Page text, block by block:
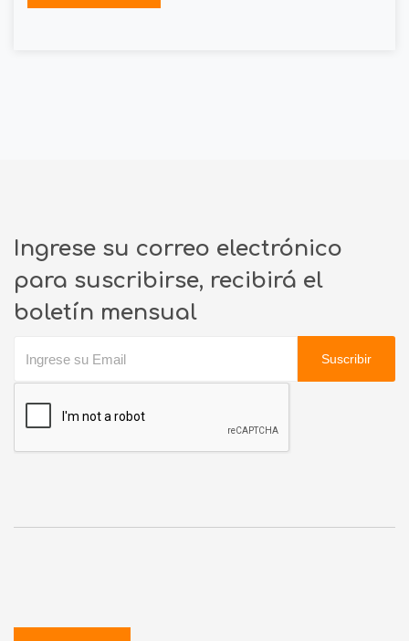
Ingrese su correo electrónico
para suscribirse, recibirá el
boletín mensual
Suscribir